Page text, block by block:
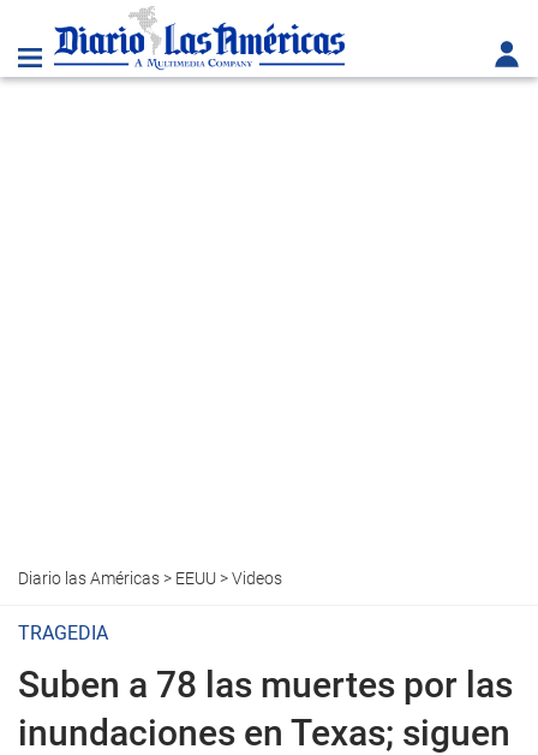
Diario las Américas> EEUU >Videos
TRAGEDIA
Suben a 78 las muertes por las
inundaciones en Texas; siguen